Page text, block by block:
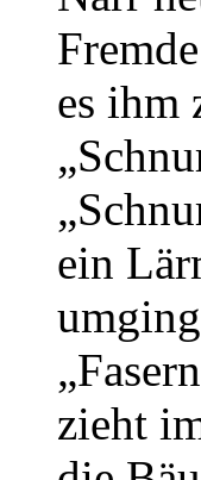
es ihm
ein
zieht